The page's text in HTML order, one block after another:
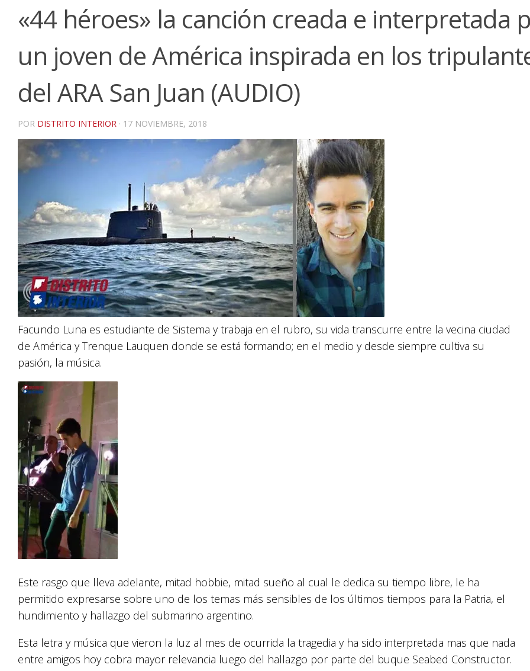
«44 héroes» la canción creada e interpretada
un joven de América inspirada en los
del ARA San Juan (AUDIO)
POR DISTRITO INTERIOR · 17 NOVIEMBRE, 2018
Facundo Luna es estudiante de Sistema y trabaja en el rubro, su vida transcurre entre la vecina ciudad
de América y Trenque Lauquen donde se está formando; en el medio y desde siempre cultiva su
pasión, la música.
Este rasgo que lleva adelante, mitad hobbie, mitad sueño al cual le dedica su tiempo libre, le ha
permitido expresarse sobre uno de los temas más sensibles de los últimos tiempos para la Patria, el
hundimiento y hallazgo del submarino argentino.
Esta letra y música que vieron la luz al mes de ocurrida la tragedia y ha sido interpretada mas que nada
entre amigos hoy cobra mayor relevancia luego del hallazgo por parte del buque Seabed Constructor.